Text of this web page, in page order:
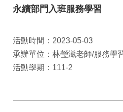
永續部門入班服務學習
活動時間：2023-05-03
承辦單位：林瑩滋老師/服務學
活動學期：111-2